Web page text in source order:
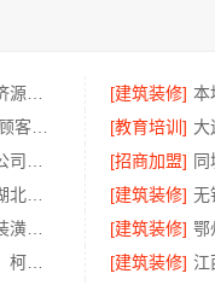
[建筑装修]
[教育培训]
[招商加盟]
[建筑装修]
[建筑装修]
[建筑装修]